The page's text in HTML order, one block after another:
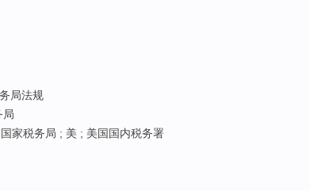
局法规
局
家税务局 ; 美 ; 美国国内税务署